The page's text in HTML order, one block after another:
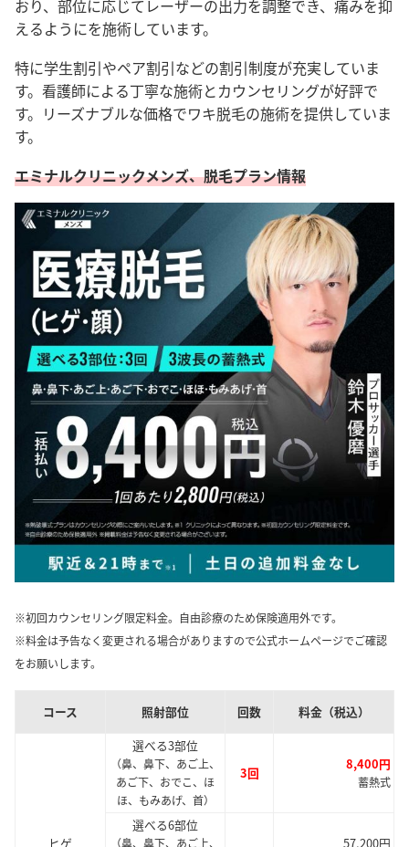
おり、 部位に応じてレーザーの出力を調整でき、痛みを抑
えるようにを施術しています。
特に学生割引やペア割引などの割引制度が充実していま
す。看護師による丁寧な施術とカウンセリングが好評で
す。リーズナブルな価格でワキ脱毛の施術を提供していま
す。
エミナルクリニックメンズ、脱毛プラン情報
※初回カウンセリング限定料金。自由診療のため保険適用外です。
※料金は予告なく変更される場合がありますので公式ホームページでご確認
をお願いします。
コース 照射部位 回数 料金（税込）
ヒゲ
選べる3部位
（鼻、鼻下、あご上、
あご下、おでこ、ほ
ほ、もみあげ、首）
3回
8,400円
蓄熱式
選べる6部位
（鼻、鼻下、あご上、
57,200円